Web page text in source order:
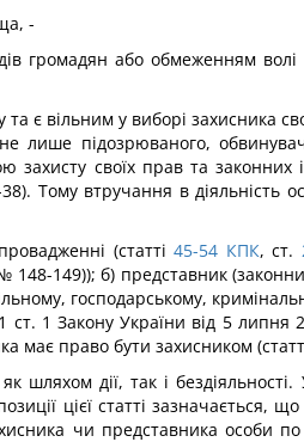
-
громадян або обмеженням
є вільним у виборі захисника
лише підозрюваного,
захисту своїх прав та
Тому втручання в діяльність
(статті 45-54 КПК, ст.
149)); б) представник
господарському,
ст. 1 Закону України від 5 липня
має право бути захисником
шляхом дії, так і бездіяльності.
цієї статті зазначається,
чи представника особи